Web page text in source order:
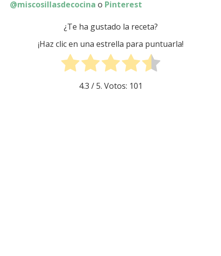
@miscosillasdecocina o Pinterest
¿Te ha gustado la receta?
¡Haz clic en una estrella para puntuarla!
4.3 / 5. Votos: 101